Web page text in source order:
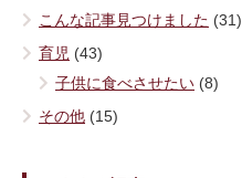
こんな記事見つけました (31)
育児 (43)
子供に食べさせたい (8)
その他 (15)